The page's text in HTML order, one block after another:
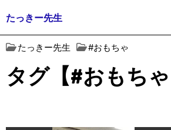
たっきー先生
たっきー先生 #おもちゃ
タグ【#おもちゃ